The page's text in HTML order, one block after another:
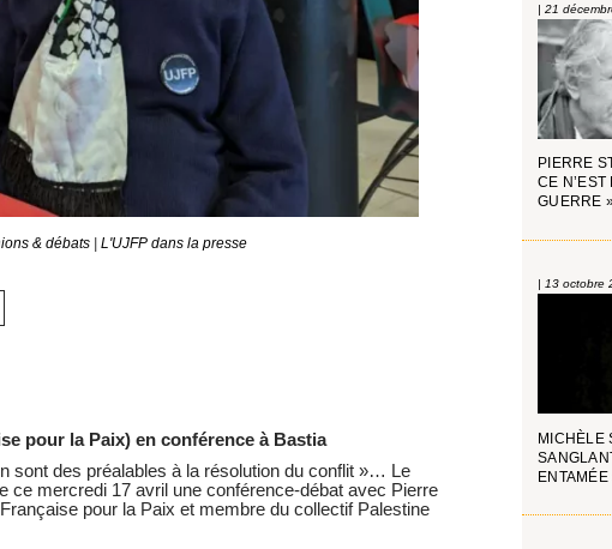
& débats| L'UJFP dans la presse
pour la Paix) en conférence à Bastia
sont des préalables à la résolution du conflit »… Le
ce mercredi 17 avril une conférence-débat avec Pierre
pour la Paix et membre du collectif Palestine
| 21
PIERRE
CE
GUERRE
| 13 octobre
MICHÈLE
ENTAMÉE